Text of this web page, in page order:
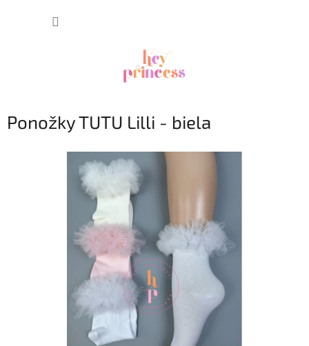
Ponožky TUTU Lilli - biela